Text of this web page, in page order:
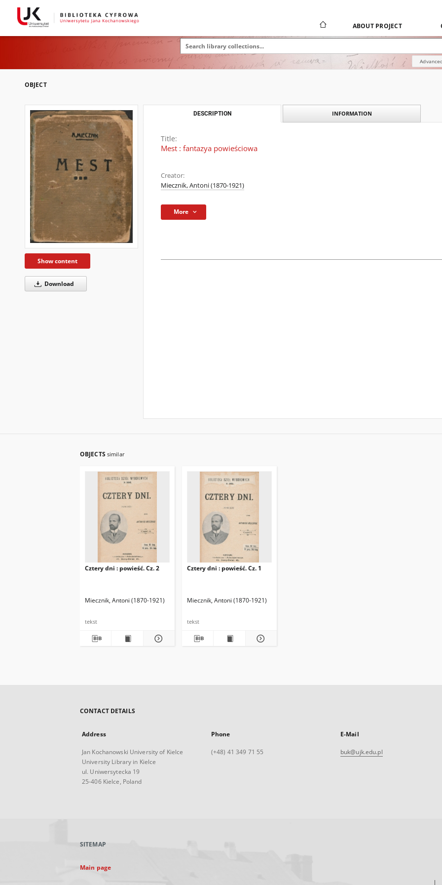
ABOUT PROJECT
OBJECT
Show content
Download
DESCRIPTION INFORMATION
Title:
Mest : fantazya powieściowa
Creator:
Miecznik, Antoni (1870-1921)
More
OBJECTS similar
Cztery dni : powieść. Cz. 2
Miecznik, Antoni (1870-1921)
tekst
Cztery dni : powieść. Cz. 1
Miecznik, Antoni (1870-1921)
tekst
CONTACT DETAILS
Address
Jan Kochanowski University of Kielce
University Library in Kielce
ul. Uniwersytecka 19
25-406 Kielce, Poland
Phone
(+48) 41 349 71 55
E-Mail
buk@ujk.edu.pl
SITEMAP
Main page